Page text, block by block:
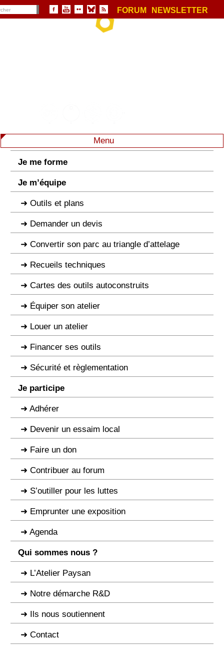
FORUM NEWSLETTER
Menu
Je me forme
Je m’équipe
Outils et plans
Demander un devis
Convertir son parc au triangle d’attelage
Recueils techniques
Cartes des outils autoconstruits
Équiper son atelier
Louer un atelier
Financer ses outils
Sécurité et règlementation
Je participe
Adhérer
Devenir un essaim local
Faire un don
Contribuer au forum
S’outiller pour les luttes
Emprunter une exposition
Agenda
Qui sommes nous ?
L’Atelier Paysan
Notre démarche R&D
Ils nous soutiennent
Contact